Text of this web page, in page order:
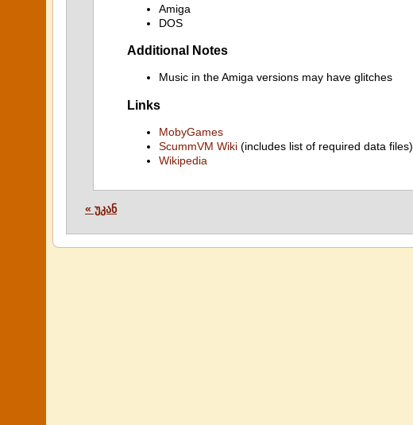
Amiga
DOS
Additional Notes
Music in the Amiga versions may have glitches
Links
MobyGames
ScummVM Wiki (includes list of required data files)
Wikipedia
« უკან